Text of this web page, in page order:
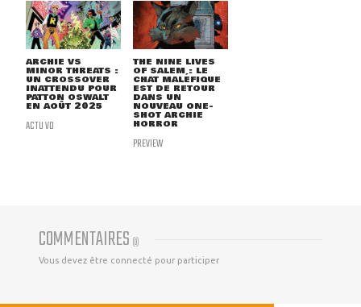
ARCHIE VS
MINOR THREATS :
UN CROSSOVER
INATTENDU POUR
PATTON OSWALT
EN AOÛT 2025
ACTU VO
THE NINE LIVES
OF SALEM : LE
CHAT MALÉFIQUE
EST DE RETOUR
DANS UN
NOUVEAU ONE-
SHOT ARCHIE
HORROR
PREVIEW
COMMENTAIRES (0)
Vous devez être connecté pour participer